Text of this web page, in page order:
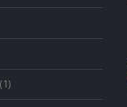
(1)